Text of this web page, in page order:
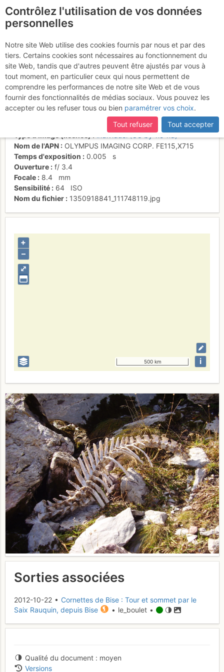
Du coté de la Suisse :
terrain dangereux ?
Activités
Date/heure
individuel (CC by-nc-nd)
Nom de l'APN
OLYMPUS IMAGING CORP. FE115,X715
Temps d'exposition
0.005
s
Ouverture
f/ 3.4
Focale
8.4
mm
Sensibilité
64
ISO
Nom du fichier
1350918841_111748119.jpg
⤢
+
–
500 km i
Sorties associées
2012-10-22 • Cornettes de Bise : Tour et sommet par le
Saix Rauquin, depuis Bise
• le_boulet •
Qualité du document
moyen
Versions
Contrôlez l'utilisation de vos données
personnelles
Notre site Web utilise des cookies fournis par nous et par des
tiers. Certains cookies sont nécessaires au fonctionnement du
site Web, tandis que d'autres peuvent être ajustés par vous à
tout moment, en particulier ceux qui nous permettent de
comprendre les performances de notre site Web et de vous
fournir des fonctionnalités de médias sociaux. Vous pouvez les
accepter ou les refuser tous ou bien paramétrer vos choix.
Tout refuser
Tout accepter